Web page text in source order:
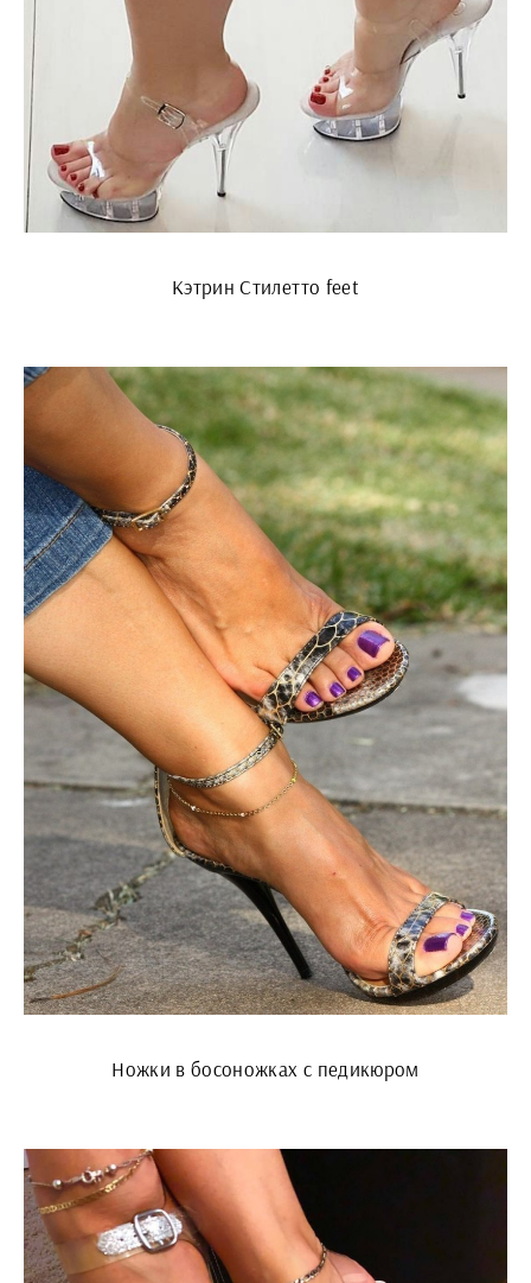
Кэтрин Стилетто feet
Ножки в босоножках с педикюром